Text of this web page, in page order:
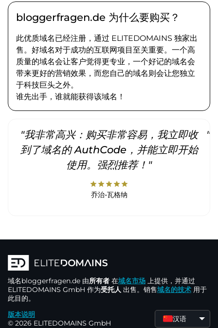
bloggerfragen.de 为什么要购买？
此优质域名已经注册，通过 ELITEDOMAINS 独家出
售。好域名对于成功的互联网项目至关重要。一个高
质量的域名会让客户觉得更专业，一个好记的域名会
带来更好的营销效果，而您自己的域名则会让您独立
于科技巨头之外。
谁先出手，谁就能获得该域名！
"我非常高兴：购买非常容易，我立即收
到了域名的 AuthCode，并能立即开始
使用。强烈推荐！"
starstarstarstarstar
乔治-瓦格纳
"
域名bloggerfragen.de 由所有者 在域名市场 上提供，并通过
ELITEDOMAINS GmbH 作为受托人 出售。销售域名的技术 用于
此目的。
版本说明
© 2026 ELITEDOMAINS GmbH
汉语